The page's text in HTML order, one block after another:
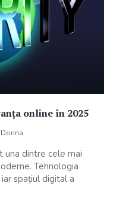
online în 2025
Dorina
una dintre cele mai
Tehnologia
spațiul digital a